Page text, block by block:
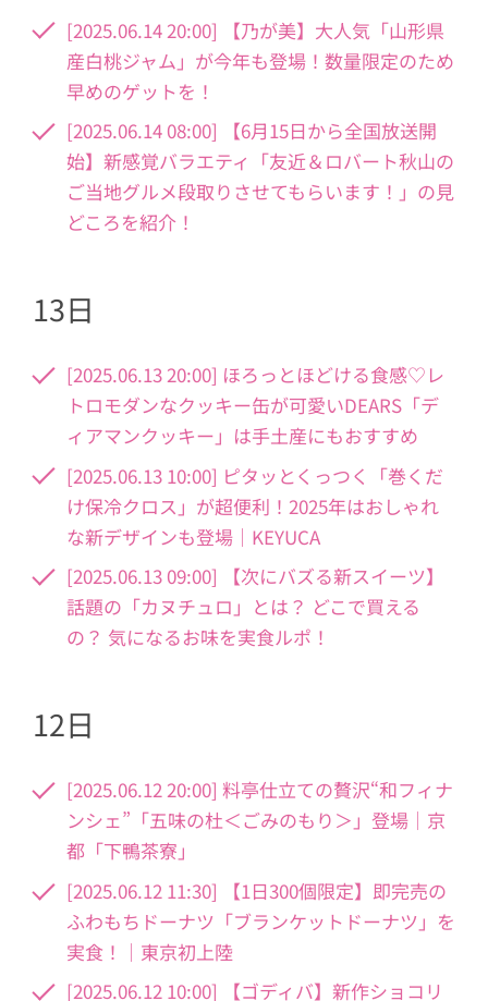
[2025.06.14 20:00] 【乃が美】大人気「山形県
産白桃ジャム」が今年も登場！数量限定のため
早めのゲットを！
[2025.06.14 08:00] 【6月15日から全国放送開
始】新感覚バラエティ「友近＆ロバート秋山の
ご当地グルメ段取りさせてもらいます！」の見
どころを紹介！
13日
[2025.06.13 20:00] ほろっとほどける食感♡レ
トロモダンなクッキー缶が可愛いDEARS「デ
ィアマンクッキー」は手土産にもおすすめ
[2025.06.13 10:00] ピタッとくっつく「巻くだ
け保冷クロス」が超便利！2025年はおしゃれ
な新デザインも登場｜KEYUCA
[2025.06.13 09:00] 【次にバズる新スイーツ】
話題の「カヌチュロ」とは？ どこで買える
の？ 気になるお味を実食ルポ！
12日
[2025.06.12 20:00] 料亭仕立ての贅沢“和フィナ
ンシェ”「五味の杜＜ごみのもり＞」登場｜京
都「下鴨茶寮」
[2025.06.12 11:30] 【1日300個限定】即完売の
ふわもちドーナツ「ブランケットドーナツ」を
実食！｜東京初上陸
[2025.06.12 10:00] 【ゴディバ】新作ショコリ